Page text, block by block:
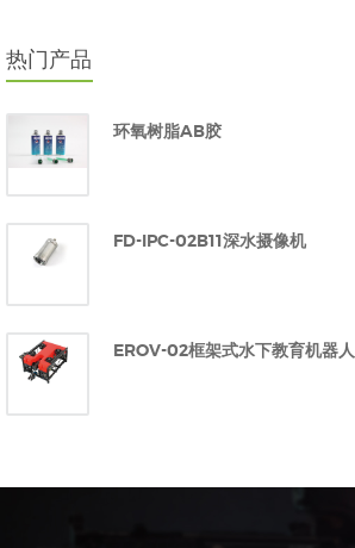
热门产品
环氧树脂AB胶
FD-IPC-02B11深水摄像机
EROV-02框架式水下教育机器人